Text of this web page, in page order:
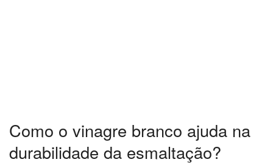
Como o vinagre branco ajuda na
durabilidade da esmaltação?